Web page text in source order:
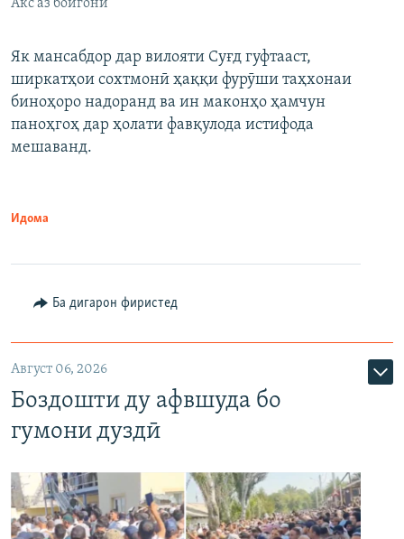
Акс аз бойгонӣ
Як мансабдор дар вилояти Суғд гуфтааст,
ширкатҳои сохтмонӣ ҳаққи фурӯши таҳхонаи
биноҳоро надоранд ва ин маконҳо ҳамчун
паноҳгоҳ дар ҳолати фавқулода истифода
мешаванд.
Идома
Ба дигарон фиристед
Август 06, 2026
Боздошти ду афвшуда бо
гумони дуздӣ